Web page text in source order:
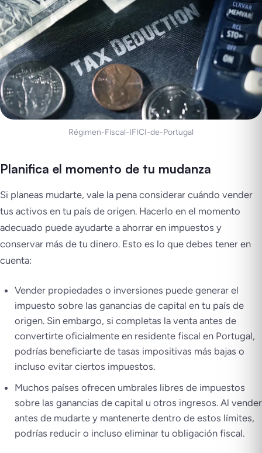
Régimen-Fiscal-IFICI-de-Portugal
Planifica el momento de tu mudanza
Si planeas mudarte, vale la pena considerar cuándo vender
tus activos en tu país de origen. Hacerlo en el momento
adecuado puede ayudarte a ahorrar en impuestos y
conservar más de tu dinero. Esto es lo que debes tener en
cuenta:
Vender propiedades o inversiones puede generar el
impuesto sobre las ganancias de capital en tu país de
origen. Sin embargo, si completas la venta antes de
convertirte oficialmente en residente fiscal en Portugal,
podrías beneficiarte de tasas impositivas más bajas o
incluso evitar ciertos impuestos.
Muchos países ofrecen umbrales libres de impuestos
sobre las ganancias de capital u otros ingresos. Al vender
antes de mudarte y mantenerte dentro de estos límites,
podrías reducir o incluso eliminar tu obligación fiscal.